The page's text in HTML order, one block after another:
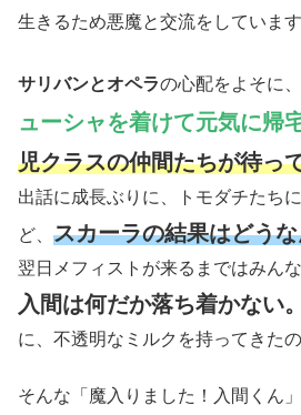
生きるため悪魔と交流をしています
サリバンとオペラの心配をよそに
ューシャを着けて元気に帰宅
児クラスの仲間たちが待っ
出話に成長ぶりに、トモダチたち
ど、 スカーラの結果はどう
翌日メフィストが来るまではみん
入間は何だか落ち着かない。
に、不透明なミルクを持ってきたの
そんな「魔入りました！入間くん